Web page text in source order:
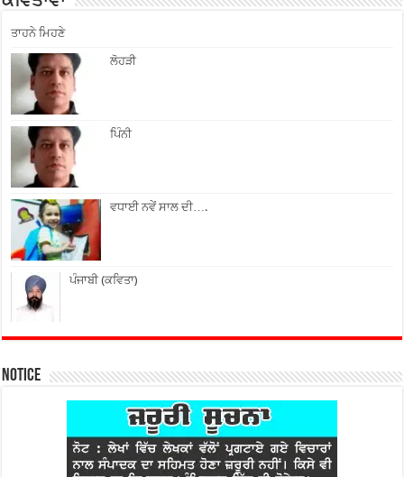
ਤਾਹਨੇ ਮਿਹਣੇ
ਲੋਹੜੀ
ਪਿੰਨੀ
ਵਧਾਈ ਨਵੇਂ ਸਾਲ ਦੀ….
ਪੰਜਾਬੀ (ਕਵਿਤਾ)
Notice